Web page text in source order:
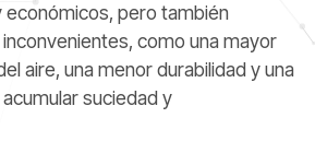
económicos, pero también
como una mayor
aire, una menor durabilidad y una
suciedad y